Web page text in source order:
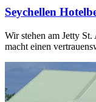
Seychellen
Wir stehen am Jetty
macht einen